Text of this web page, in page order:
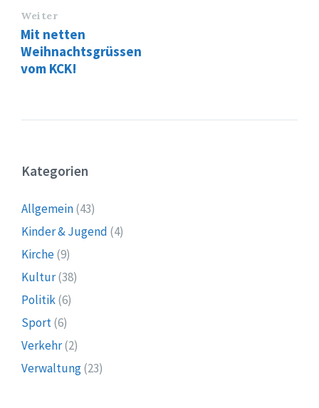
Weiter
Mit netten
Weihnachtsgrüssen
vom KCK!
Kategorien
Allgemein(43)
Kinder & Jugend (4)
Kirche(9)
Kultur(38)
Politik(6)
Sport(6)
Verkehr(2)
Verwaltung(23)